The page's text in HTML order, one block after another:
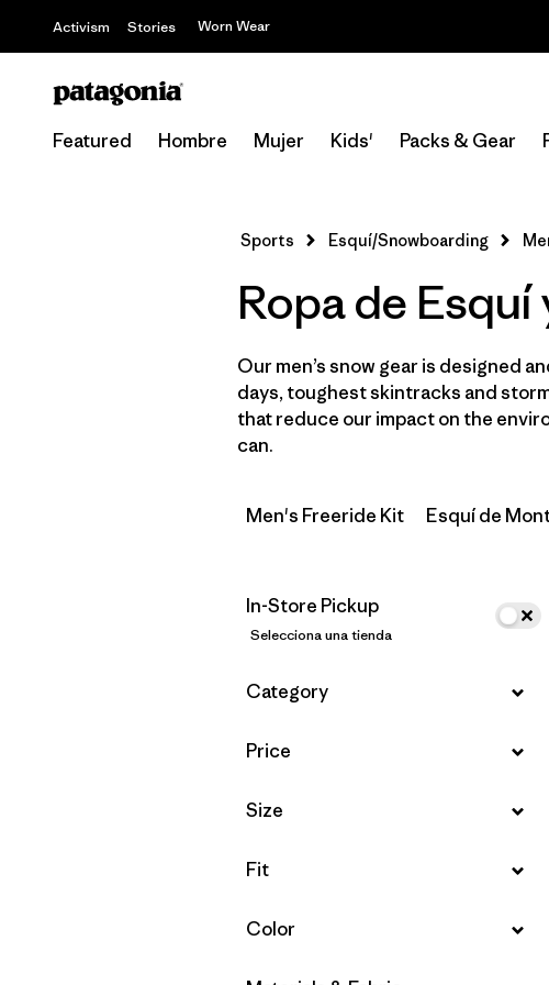
Activism Stories Worn Wear
Featured Hombre Mujer Kids' Packs & Gear
Price
Size
Fit
Sports Esquí/Snowboarding
Ropa de
Our men’s snow gear is designed
days, toughest skintracks and
that reduce our impact on the
can.
Men's Freeride Kit Esquí de
In-Store Pickup
Selecciona una tienda
Filtrar por
Category
Filtrar por
Price
Filtrar por
Size
Filtrar por
Fit
Filtrar por
Color